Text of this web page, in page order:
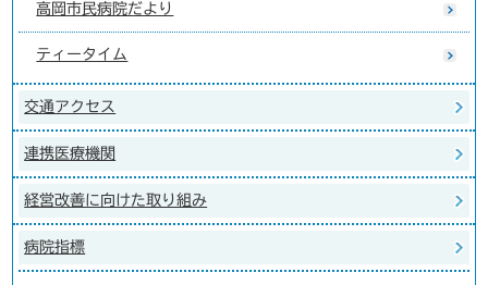
高岡市民病院だより
ティータイム
交通アクセス
連携医療機関
経営改善に向けた取り組み
病院指標